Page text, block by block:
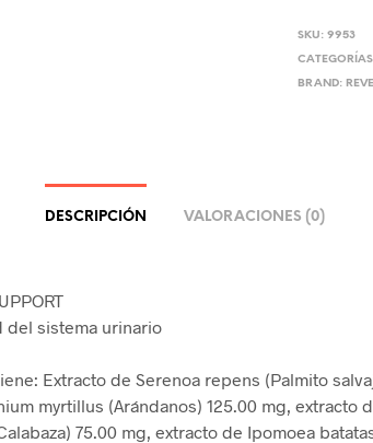
SKU:9953
BRAND:
DESCRIPCIÓN VALORACIONES (0)
del sistema urinario
Extracto de Serenoa repens (Palmito
myrtillus (Arándanos) 125.00 mg, extracto
75.00 mg, extracto de Ipomoea